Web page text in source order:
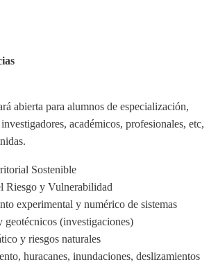
abierta para alumnos de especialización,
académicos, profesionales, etc,
Sostenible
Riesgo y Vulnerabilidad
experimental y numérico de sistemas
geotécnicos (investigaciones)
y riesgos naturales
huracanes, inundaciones, deslizamientos